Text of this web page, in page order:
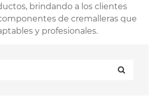
brindando a los clientes
de cremalleras que
y profesionales.